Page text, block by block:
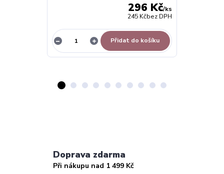
296 Kč/ks
245 Kčbez DPH
Přidat do košíku
Doprava zdarma
Při nákupu nad 1 499 Kč